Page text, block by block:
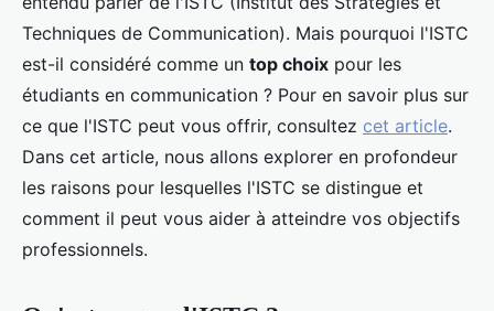
Techniques de Communication). Mais pourquoi l'ISTC
est-il considéré comme un top choix pour les
étudiants en communication ? Pour en savoir plus sur
ce que l'ISTC peut vous offrir, consultez cet article.
Dans cet article, nous allons explorer en profondeur
les raisons pour lesquelles l'ISTC se distingue et
comment il peut vous aider à atteindre vos objectifs
professionnels.